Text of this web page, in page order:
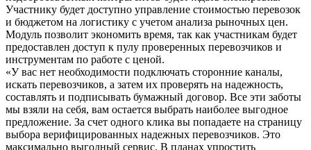
Участнику будет доступно управление стоимостью перевозок
и бюджетом на логистику с учетом анализа рыночных цен.
Модуль позволит экономить время, так как участникам будет
предоставлен доступ к пулу проверенных перевозчиков и
инструментам по работе с ценой.
«У вас нет необходимости подключать сторонние каналы,
искать перевозчиков, а затем их проверять на надежность,
составлять и подписывать бумажный договор. Все эти заботы
мы взяли на себя, вам остается выбрать наиболее выгодное
предложение. За счет одного клика вы попадаете на страницу
выбора верифицированных надежных перевозчиков. Это
максимально выгодный сервис. В планах упростить